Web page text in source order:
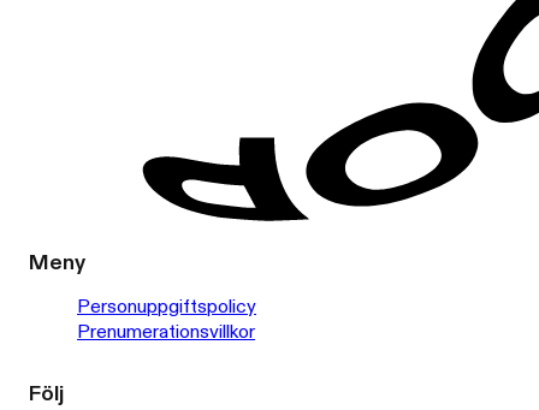
Meny
Personuppgiftspolicy
Prenumerationsvillkor
Följ